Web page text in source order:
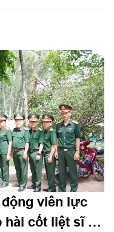
động viên lực
cốt liệt sĩ tại